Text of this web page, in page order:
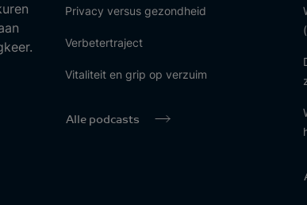
Privacy versus gezondheid
Verbetertraject
Vitaliteit en grip op verzuim
Alle podcasts